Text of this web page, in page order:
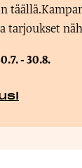
tarjoukset
- 30.8.